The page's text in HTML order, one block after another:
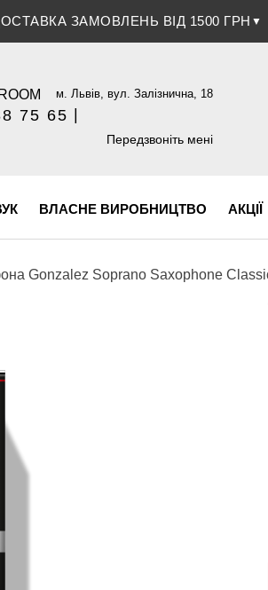
ОПЛАТІ БАНКІВСЬКОЮ КАРТКОЮ▼
м. Львів, вул. Залізнична, 18
75 65
(096) 609 84 32
Передзвоніть мені
ВЛАСНЕ ВИРОБНИЦТВО АКЦІЇ
Gonzalez Soprano Saxophone